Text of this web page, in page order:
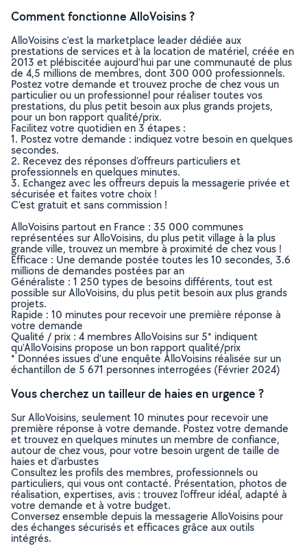
Comment fonctionne AlloVoisins ?
AlloVoisins c’est la marketplace leader dédiée aux
prestations de services et à la location de matériel, créée en
2013 et plébiscitée aujourd’hui par une communauté de plus
de 4,5 millions de membres, dont 300 000 professionnels.
Postez votre demande et trouvez proche de chez vous un
particulier ou un professionnel pour réaliser toutes vos
prestations, du plus petit besoin aux plus grands projets,
pour un bon rapport qualité/prix.
Facilitez votre quotidien en 3 étapes :
1. Postez votre demande : indiquez votre besoin en quelques
secondes.
2. Recevez des réponses d’offreurs particuliers et
professionnels en quelques minutes.
3. Echangez avec les offreurs depuis la messagerie privée et
sécurisée et faites votre choix !
C’est gratuit et sans commission !
AlloVoisins partout en France : 35 000 communes
représentées sur AlloVoisins, du plus petit village à la plus
grande ville, trouvez un membre à proximité de chez vous !
Efficace : Une demande postée toutes les 10 secondes, 3.6
millions de demandes postées par an
Généraliste : 1 250 types de besoins différents, tout est
possible sur AlloVoisins, du plus petit besoin aux plus grands
projets.
Rapide : 10 minutes pour recevoir une première réponse à
votre demande
Qualité / prix : 4 membres AlloVoisins sur 5* indiquent
qu’AlloVoisins propose un bon rapport qualité/prix
* Données issues d’une enquête AlloVoisins réalisée sur un
échantillon de 5 671 personnes interrogées (Février 2024)
Vous cherchez un tailleur de haies en urgence ?
Sur AlloVoisins, seulement 10 minutes pour recevoir une
première réponse à votre demande. Postez votre demande
et trouvez en quelques minutes un membre de confiance,
autour de chez vous, pour votre besoin urgent de taille de
haies et d'arbustes
Consultez les profils des membres, professionnels ou
particuliers, qui vous ont contacté. Présentation, photos de
réalisation, expertises, avis : trouvez l'offreur idéal, adapté à
votre demande et à votre budget.
Conversez ensemble depuis la messagerie AlloVoisins pour
des échanges sécurisés et efficaces grâce aux outils
intégrés.